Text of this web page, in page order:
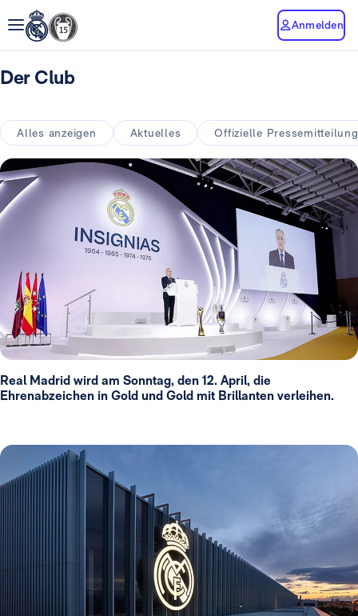
Anmelden
Der Club
Alles anzeigen Aktuelles Offizielle Pressemitteilung
Real Madrid wird am Sonntag, den 12. April, die
Ehrenabzeichen in Gold und Gold mit Brillanten verleihen.